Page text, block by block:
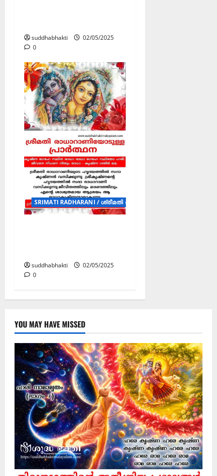
suddhabhakti
02/05/2025
0
SRIMATI RADHARANI / ശ്രീമതി രാധാറാണി (POSTERS)
suddhabhakti
02/05/2025
0
YOU MAY HAVE MISSED